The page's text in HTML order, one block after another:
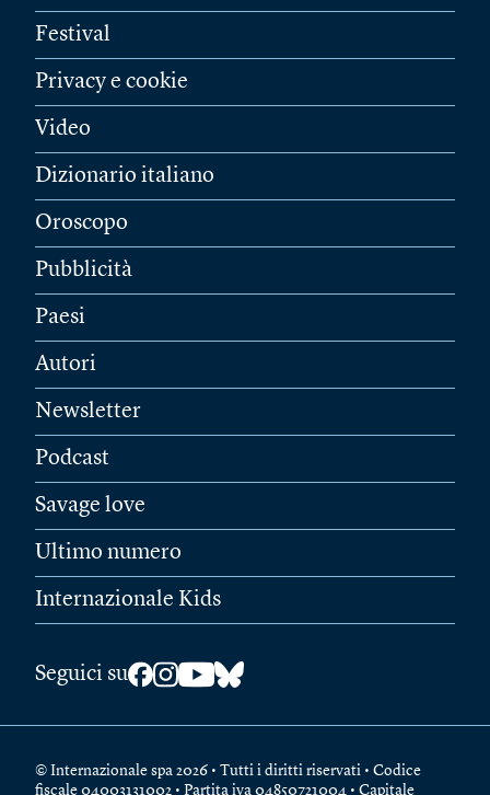
Festival
Privacy e cookie
Video
Dizionario italiano
Oroscopo
Pubblicità
Paesi
Autori
Newsletter
Podcast
Savage love
Ultimo numero
Internazionale Kids
Seguici su
© Internazionale spa 2026 • Tutti i diritti riservati • Codice
fiscale 04003131002 • Partita iva 04850721004 • Capitale